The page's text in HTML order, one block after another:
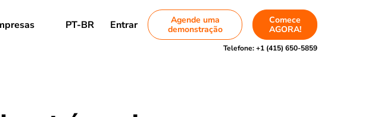
PT-BR Entrar
Agende uma
demonstração
Comece
AGORA!
Telefone:+1 (415) 650-5859